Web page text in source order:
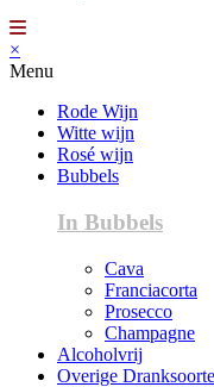
×
Menu
Rode Wijn
Witte wijn
Rosé wijn
Bubbels
In Bubbels
Cava
Franciacorta
Prosecco
Champagne
Alcoholvrij
Overige